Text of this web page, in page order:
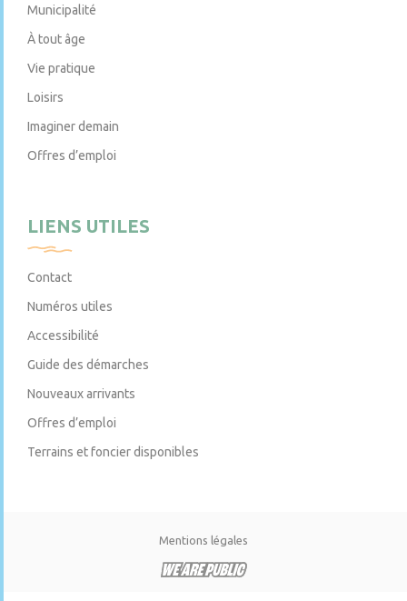
Municipalité
À tout âge
Vie pratique
Loisirs
Imaginer demain
Offres d’emploi
LIENS UTILES
Contact
Numéros utiles
Accessibilité
Guide des démarches
Nouveaux arrivants
Offres d’emploi
Terrains et foncier disponibles
Mentions légales